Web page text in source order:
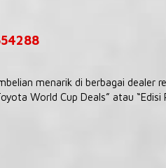
menarik di berbagai dealer
World Cup Deals” atau “Edisi